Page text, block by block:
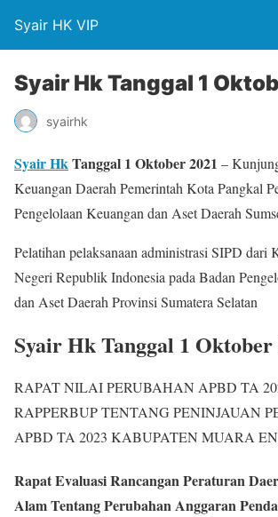
Syair HK VIP
Syair Hk Tanggal 1
syairhk
Syair HkTanggal 1 Oktober 2021 –
Keuangan Daerah Pemerintah Kota Pangkal
Pengelolaan Keuangan dan Aset Daerah
Pelatihan pelaksanaan administrasi SIPD dari
Negeri Republik Indonesia pada Badan
dan Aset Daerah Provinsi Sumatera Selatan
Syair Hk Tanggal 1 Oktober
RAPAT NILAI PERUBAHAN APBD TA
RAPPERBUP TENTANG PENINJAUAN
APBD TA 2023 KABUPATEN MUARA
Rapat Evaluasi Rancangan Peraturan
Alam Tentang Perubahan Anggaran